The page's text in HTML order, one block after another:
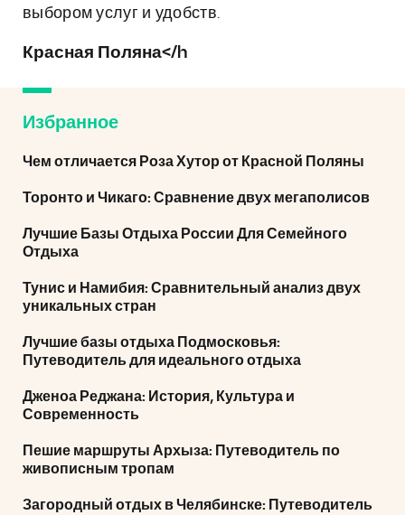
выбором услуг и удобств.
Красная Поляна</h
Избранное
Чем отличается Роза Хутор от Красной Поляны
Торонто и Чикаго: Сравнение двух мегаполисов
Лучшие Базы Отдыха России Для Семейного
Отдыха
Тунис и Намибия: Сравнительный анализ двух
уникальных стран
Лучшие базы отдыха Подмосковья:
Путеводитель для идеального отдыха
Дженоа Реджана: История, Культура и
Современность
Пешие маршруты Архыза: Путеводитель по
живописным тропам
Загородный отдых в Челябинске: Путеводитель